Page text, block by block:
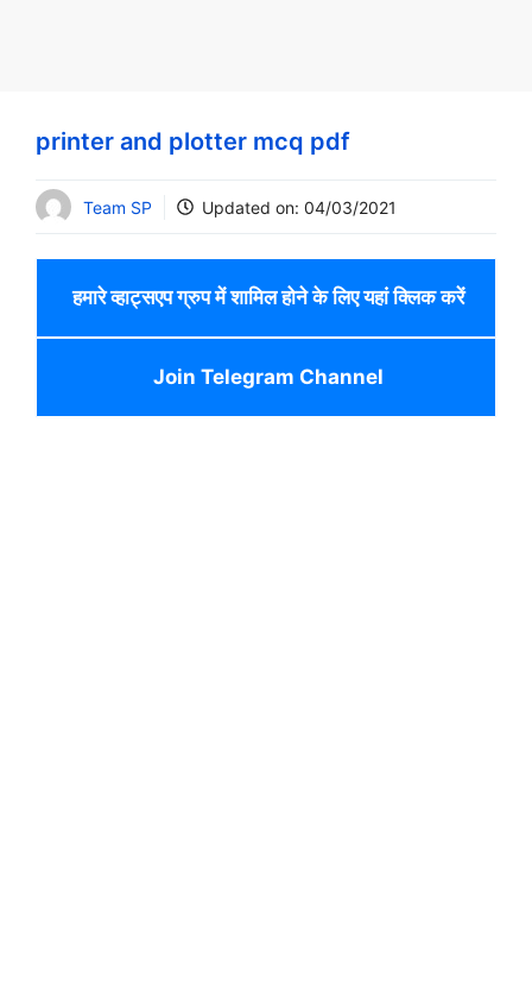
printer and plotter mcq pdf
Team SP Updated on: 04/03/2021
हमारे व्हाट्सएप ग्रुप में शामिल होने के लिए यहां क्लिक करें
Join Telegram Channel